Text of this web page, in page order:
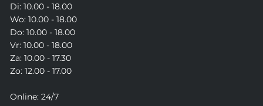
Di: 10.00 - 18.00
Wo: 10.00 - 18.00
Do: 10.00 - 18.00
Vr: 10.00 - 18.00
Za: 10.00 - 17.30
Zo: 12.00 - 17.00
Online: 24/7